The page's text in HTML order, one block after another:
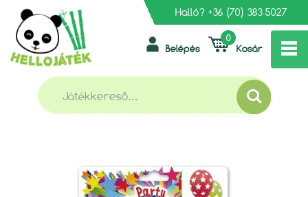
Halló? +36 (70) 383 5027
Kosár
0
Belépés
FŐOLDAL PARTI KELLÉKEK »
CSILLAGOS LUFIK 8 DB-OS SZETT
CSILLAGOS LUFIK 8 DB-OS SZETT